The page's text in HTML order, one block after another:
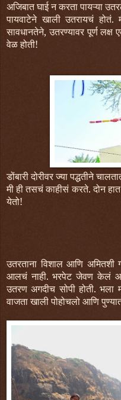
अजिबात घाई न करता पायऱ्या
पायवाटेने खाली उतरायचं
सावधानतेने, उतरण्यावर पूर्ण
वेळ होती!
डोंबारी दोरीवर ज्या पद्धतीने
मी ही तसचं काहीसं करते. दोन
येतो!
उतरताना विशाल आणि
आलचं नाही. भरपेट जेवण केलं
उतरण अगदीच सोपी होती. भला
वाजता खाली पोहोचलो आणि